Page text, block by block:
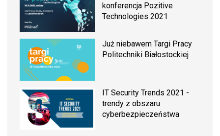
konferencja Pozitive
Technologies 2021
Już niebawem Targi Pracy
Politechniki Białostockiej
IT Security Trends 2021 -
trendy z obszaru
cyberbezpieczeństwa